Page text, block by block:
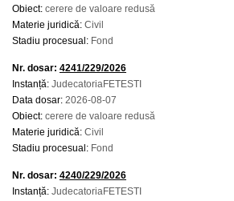
Obiect: cerere de valoare redusă
Materie juridică: Civil
Stadiu procesual: Fond
Nr. dosar: 4241/229/2026
Instanță: JudecatoriaFETESTI
Data dosar: 2026-08-07
Obiect: cerere de valoare redusă
Materie juridică: Civil
Stadiu procesual: Fond
Nr. dosar: 4240/229/2026
Instanță: JudecatoriaFETESTI